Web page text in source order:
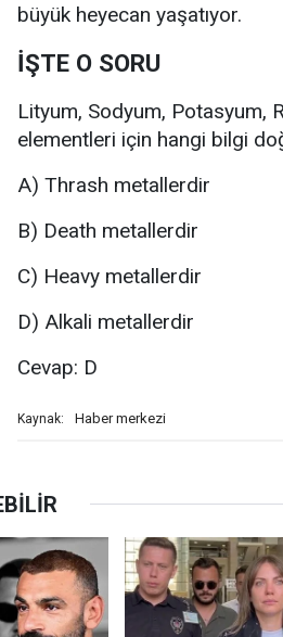
büyük heyecan yaşatıyor.
İŞTE O SORU
Lityum, Sodyum, Potasyum,
elementleri için hangi bilgi
A) Thrash metallerdir
B) Death metallerdir
C) Heavy metallerdir
D) Alkali metallerdir
Cevap: D
Kaynak: Haber merkezi